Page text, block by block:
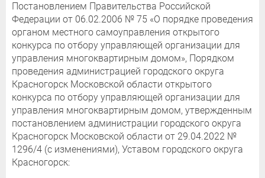
Постановлением Правительства Российской
Федерации от 06.02.2006 № 75 «О порядке проведения
органом местного самоуправления открытого
конкурса по отбору управляющей организации для
управления многоквартирным домом», Порядком
проведения администрацией городского округа
Красногорск Московской области открытого
конкурса по отбору управляющей организации для
управления многоквартирным домом, утвержденным
постановлением администрации городского округа
Красногорск Московской области от 29.04.2022 №
1296/4 (с изменениями), Уставом городского округа
Красногорск: